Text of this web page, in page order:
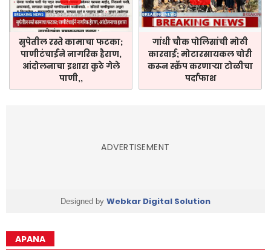
सुपेतील रस्ते कामाचा फटका;
पाणीटंचाईने नागरिक हैराण,
आंदोलनाचा इशारा कुठे गेले
पाणी,,
गांधी चौक पोलिसांची मोठी
कारवाई; मोटारसायकल चोरी
करून स्क्रॅप करणाऱ्या टोळीचा
पर्दाफाश
ADVERTISEMENT
Designed by Webkar Digital Solution
APANA